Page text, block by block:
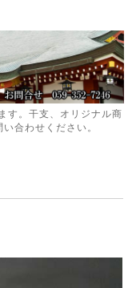
す。干支、オリジナル商
合わせください。